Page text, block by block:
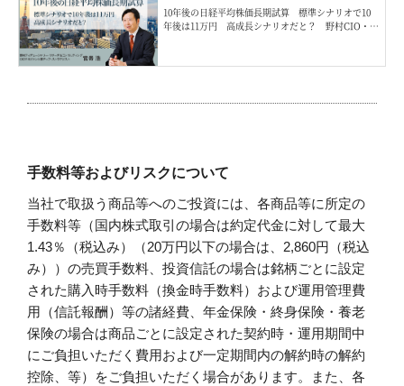
10年後の日経平均株価長期試算 標準シナリオで10
年後は11万円 高成長シナリオだと？ 野村CIO・宮
手数料等およびリスクについて
当社で取扱う商品等へのご投資には、各商品等に所定の
手数料等（国内株式取引の場合は約定代金に対して最大
1.43％（税込み）（20万円以下の場合は、2,860円（税込
み））の売買手数料、投資信託の場合は銘柄ごとに設定
された購入時手数料（換金時手数料）および運用管理費
用（信託報酬）等の諸経費、年金保険・終身保険・養老
保険の場合は商品ごとに設定された契約時・運用期間中
にご負担いただく費用および一定期間内の解約時の解約
控除、等）をご負担いただく場合があります。また、各